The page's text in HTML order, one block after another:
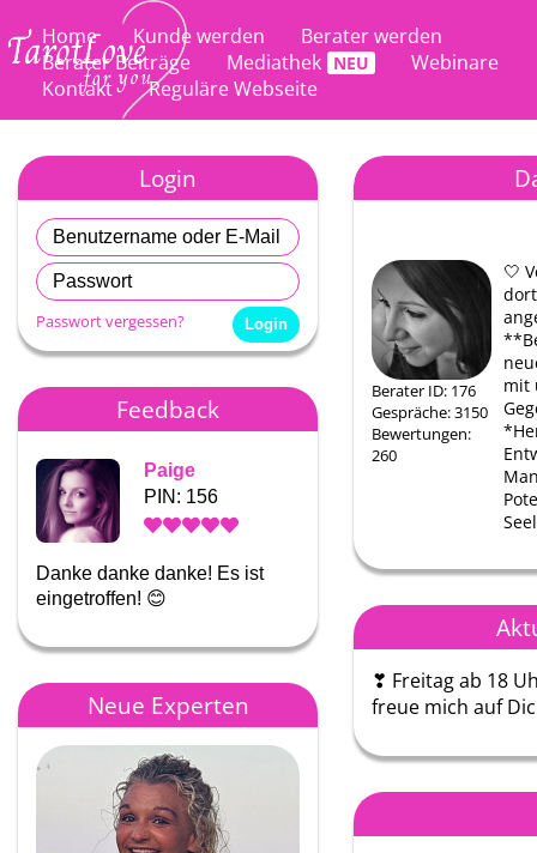
Home Kunde werden
Berater werden
Berater Beiträge
Mediathek
Webinare
Kontakt
Reguläre Webseite
Login
Passwort vergessen?
Feedback
Paige
PIN: 156
Danke danke danke! Es ist
eingetroffen! 😊
Danke für die großartige
Neue Experten
Berater ID: 176
Gespräche: 3150
Bewertungen:
260
🤍
mit
❣ Freitag ab 18
freue mich auf